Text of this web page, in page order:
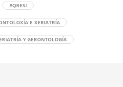
#QRESI
E XERIATRÍA
Y GERONTOLOGÍA